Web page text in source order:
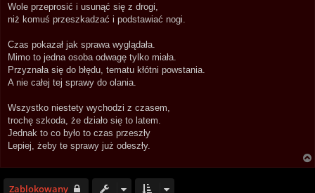
Wole przeprosić i usunąć się z drogi,
niż komuś przeszkadzać i podstawiać nogi.
Czas pokazał jak sprawa wyglądała.
Mimo to jedna osoba odwagę tylko miała.
Przyznała się do błędu, tematu kłótni powstania.
A nie całej tej sprawy do olania.
Wszystko niestety wychodzi z czasem,
trochę szkoda, że działo się to latem.
Jednak to co było to czas przeszły
Lepiej, żeby te sprawy już odeszły.
Zablokowany